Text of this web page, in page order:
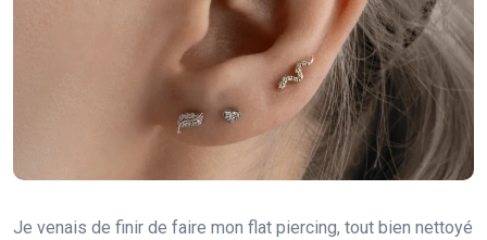
Je venais de finir de faire mon flat piercing, tout bien nettoyé